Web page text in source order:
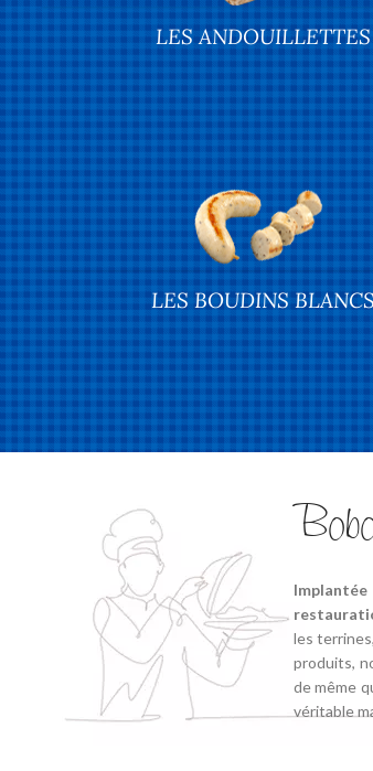
LES ANDOUILLETTES
LES BOUDINS BLANCS
les
produits,
de même
véritable